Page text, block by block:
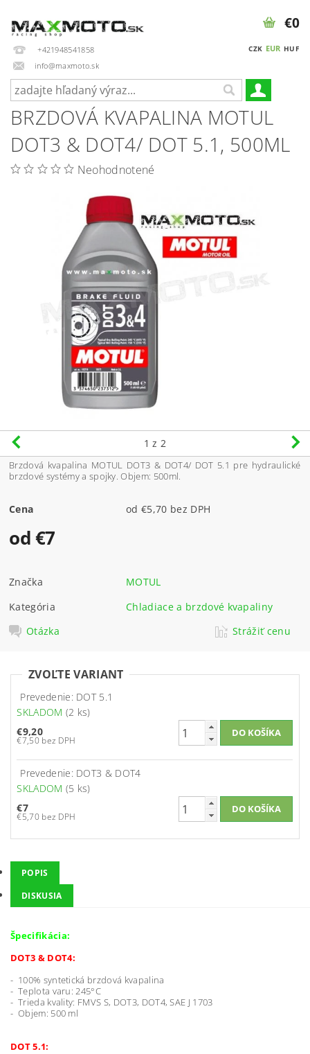
+421948541858
info@maxmoto.sk
CZK EUR HUF
€0
BRZDOVÁ KVAPALINA MOTUL
DOT3 & DOT4/ DOT 5.1, 500ML
Neohodnotené
1 z 2
Brzdová kvapalina MOTUL DOT3 & DOT4/ DOT 5.1 pre hydraulické
brzdové systémy a spojky. Objem: 500ml.
Cena od €5,70 bez DPH
od €7
Značka
MOTUL
Kategória
Chladiace a brzdové kvapaliny
Otázka
Strážiť cenu
ZVOĽTE VARIANT
Prevedenie: DOT 5.1
SKLADOM (2 ks)
€9,20
€7,50 bez DPH
Prevedenie: DOT3 & DOT4
SKLADOM (5 ks)
€7
€5,70 bez DPH
POPIS
DISKUSIA
Špecifikácia:
DOT3 & DOT4:
- 100% syntetická brzdová kvapalina
- Teplota varu: 245°C
- Trieda kvality: FMVS S, DOT3, DOT4, SAE J 1703
- Objem: 500 ml
DOT 5.1: